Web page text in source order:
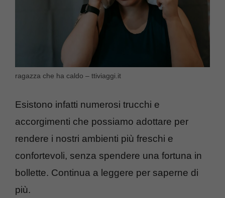
ragazza che ha caldo – ttiviaggi.it
Esistono infatti numerosi trucchi e
accorgimenti che possiamo adottare per
rendere i nostri ambienti più freschi e
confortevoli, senza spendere una fortuna in
bollette. Continua a leggere per saperne di
più.